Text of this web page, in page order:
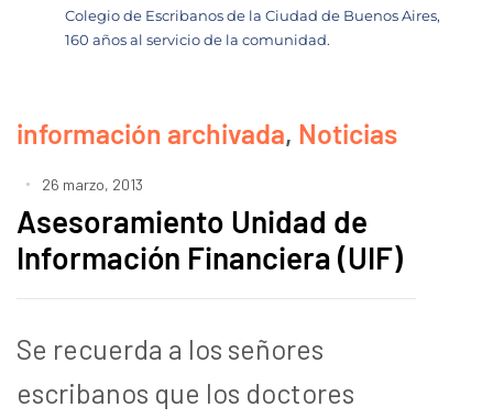
Colegio de Escribanos de la Ciudad de Buenos Aires,
160 años al servicio de la comunidad.
información archivada, Noticias
26 marzo, 2013
Asesoramiento Unidad de
Información Financiera (UIF)
Se recuerda a los señores
escribanos que los doctores